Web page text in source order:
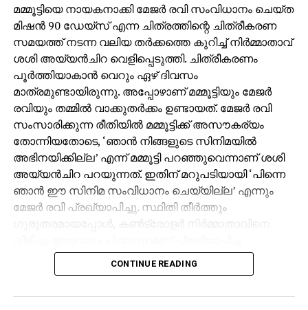
മമ്മൂട്ടിയെ നായകനാക്കി മേജര്‍ രവി സംവിധാനം ചെയ്ത
മിഷന്‍ 90 ഡേയ്‌സ് എന്ന ചിത്രത്തിന്റെ ചിത്രീകരണ
സമയത്ത് നടന്ന വലിയ തര്‍ക്കത്തെ കുറിച്ച് നിര്‍മ്മാതാവ്
ശശി അയ്യന്‍ചിറ വെളിപ്പെടുത്തി. ചിത്രീകരണം
പൂര്‍ത്തിയാകാന്‍ വെറും ഏഴ് ദിവസം
മാത്രമുണ്ടായിരുന്നു. അപ്പോഴാണ് മമ്മൂട്ടിയും മേജര്‍
രവിയും തമ്മില്‍ വാക്കുതര്‍ക്കം ഉണ്ടായത്. മേജര്‍ രവി
സംസാരിക്കുന്ന രീതിയില്‍ മമ്മൂട്ടിക്ക് അസൗകര്യം
തോന്നിയതോടെ, ‘ഞാന്‍ നിങ്ങളുടെ സിനിമയില്‍
അഭിനയിക്കില്ല’ എന്ന് മമ്മൂട്ടി പറഞ്ഞുവെന്നാണ് ശശി
അയ്യന്‍ചിറ പറയുന്നത്. ഇതിന് മറുപടിയായി ‘പിന്നെ
ഞാന്‍ ഈ സിനിമ സംവിധാനം ചെയ്യില്ല’ എന്നും
മേജര്‍ രവി പ്രഖ്യാപിച്ചു. സ്ഥിതി തീര്‍ത്തും
സാഹചര്യത്തില്‍ ശശി അയ്യന്‍ചിറ ശാന്തമായി,
‘മമ്മൂക്ക അഭിനയിക്കണ്ട, മേജര്‍ സാര്‍ സംവിധാനം
CONTINUE READING